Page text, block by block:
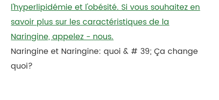
l'hyperlipidémie et l'obésité. Si vous souhaitez en
savoir plus sur les caractéristiques de la
Naringine, appelez - nous.
Naringine et Naringine: quoi & # 39; Ça change
quoi?